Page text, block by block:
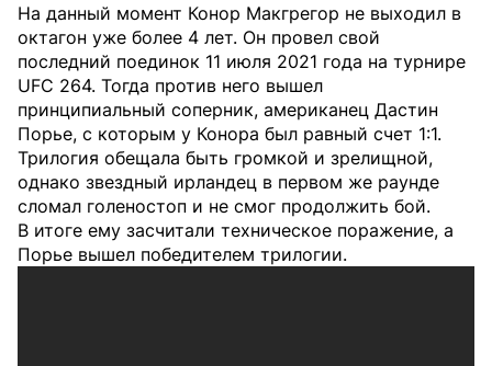
На данный момент Конор Макгрегор не выходил в
октагон уже более 4 лет. Он провел свой
последний поединок 11 июля 2021 года на турнире
UFC 264. Тогда против него вышел
принципиальный соперник, американец Дастин
Порье, с которым у Конора был равный счет 1:1.
Трилогия обещала быть громкой и зрелищной,
однако звездный ирландец в первом же раунде
сломал голеностоп и не смог продолжить бой.
В итоге ему засчитали техническое поражение, а
Порье вышел победителем трилогии.